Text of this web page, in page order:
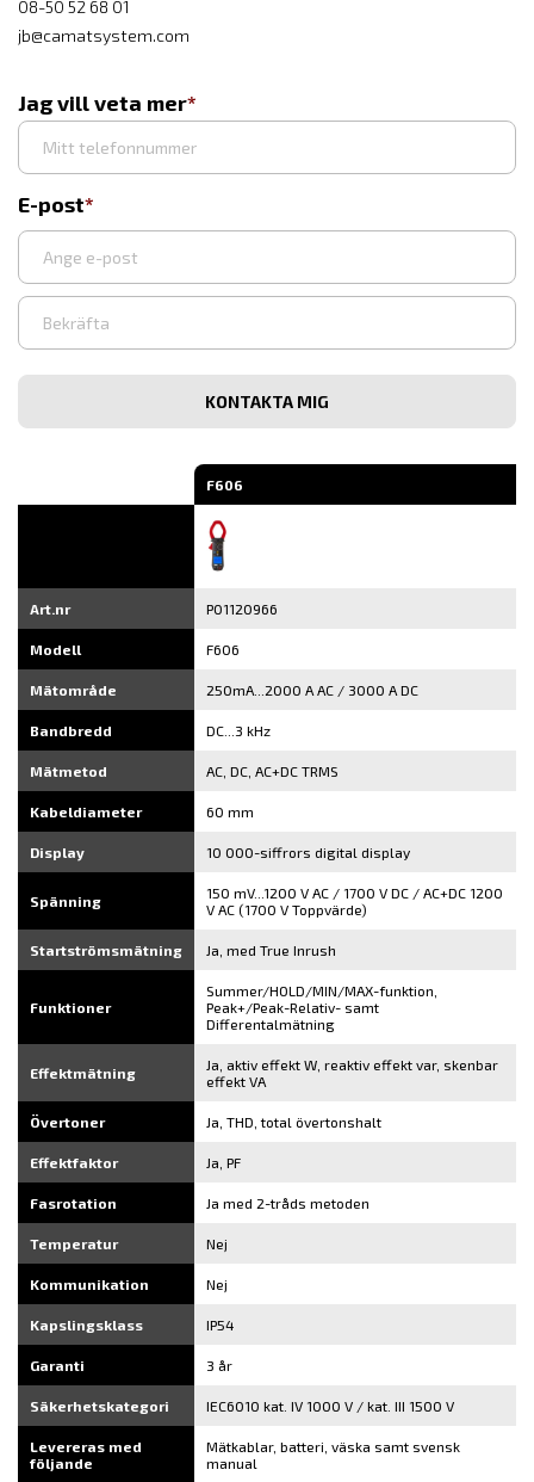
08-50 52 68 01
jb@camatsystem.com
Jag vill veta mer
E-post
Ange
e-
Bekräfta
post
F606
Art.nr P01120966
Modell F606
Mätområde 250mA...2000 A AC / 3000 A DC
Bandbredd DC...3 kHz
Mätmetod AC, DC, AC+DC TRMS
Kabeldiameter 60 mm
Display 10 000-siffrors digital display
Spänning
150 mV...1200 V AC / 1700 V DC / AC+DC 1200
V AC (1700 V Toppvärde)
Startströmsmätning Ja, med True Inrush
Funktioner
Summer/HOLD/MIN/MAX-funktion,
Peak+/Peak-Relativ- samt
Differentalmätning
Effektmätning
Ja, aktiv effekt W, reaktiv effekt var, skenbar
effekt VA
Övertoner Ja, THD, total övertonshalt
Effektfaktor Ja, PF
Fasrotation Ja med 2-tråds metoden
Temperatur Nej
Kommunikation Nej
Kapslingsklass IP54
Garanti 3 år
Säkerhetskategori IEC6010 kat. IV 1000 V / kat. III 1500 V
Levereras med
följande
Mätkablar, batteri, väska samt svensk
manual